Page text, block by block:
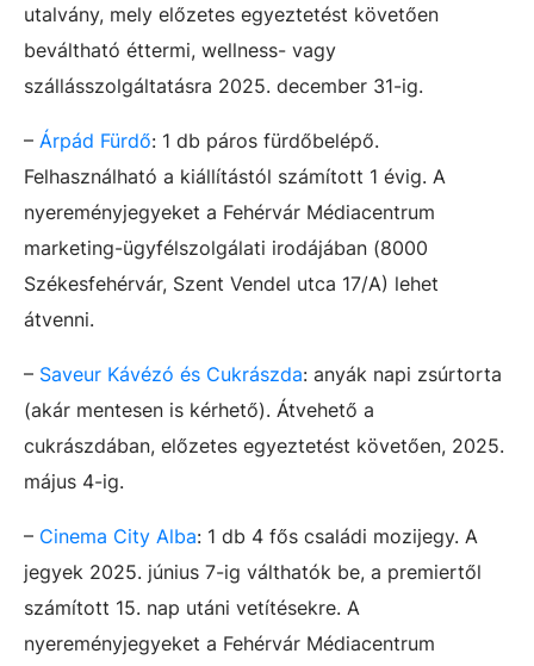
utalvány, mely előzetes egyeztetést követően
beváltható éttermi, wellness- vagy
szállásszolgáltatásra 2025. december 31-ig.
– Árpád Fürdő: 1 db páros fürdőbelépő.
Felhasználható a kiállítástól számított 1 évig. A
nyereményjegyeket a Fehérvár Médiacentrum
marketing-ügyfélszolgálati irodájában (8000
Székesfehérvár, Szent Vendel utca 17/A) lehet
átvenni.
– Saveur Kávézó és Cukrászda: anyák napi zsúrtorta
(akár mentesen is kérhető). Átvehető a
cukrászdában, előzetes egyeztetést követően, 2025.
május 4-ig.
– Cinema City Alba: 1 db 4 fős családi mozijegy. A
jegyek 2025. június 7-ig válthatók be, a premiertől
számított 15. nap utáni vetítésekre. A
nyereményjegyeket a Fehérvár Médiacentrum